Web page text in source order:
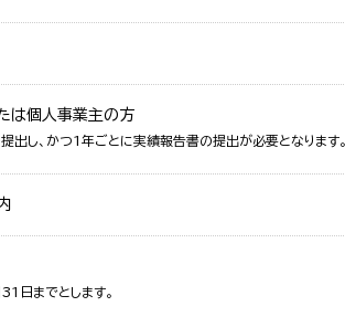
は個人事業主の方
し、かつ1年ごとに実績報告書の提出が必要となります。
日までとします。